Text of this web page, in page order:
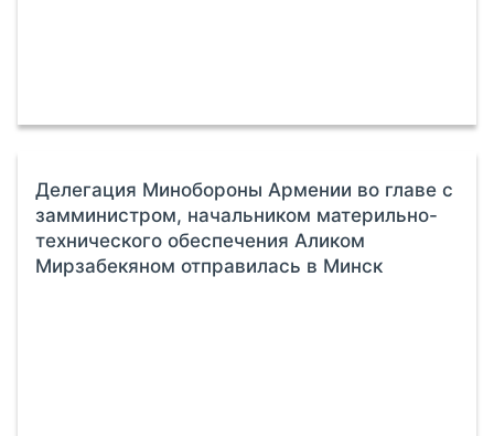
Делегация Минобороны Армении во главе с
замминистром, начальником материльно-
технического обеспечения Аликом
Мирзабекяном отправилась в Минск